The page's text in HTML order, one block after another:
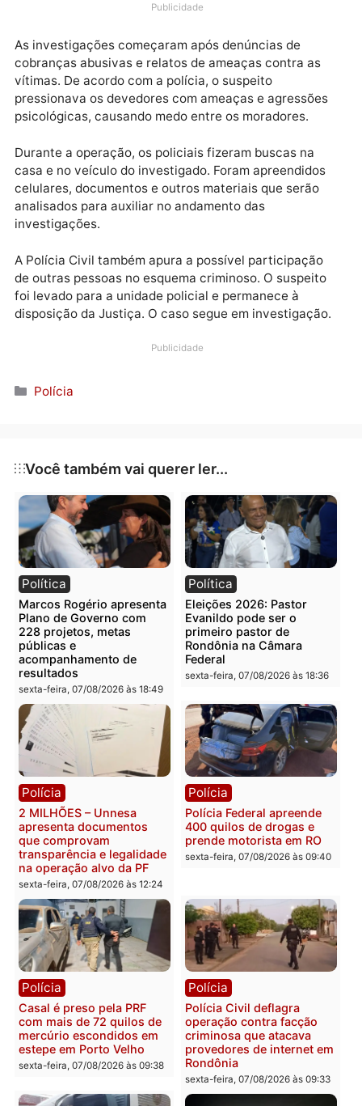
usar intimidação e violência para cobrar dívidas de
Publicidade
As investigações começaram após denúncias de
vítimas. De acordo com a polícia, o suspeito
pressionava os devedores com ameaças e
psicológicas, causando medo entre os moradores.
Durante a operação, os policiais fizeram buscas na
casa e no veículo do investigado. Foram apreendidos
celulares, documentos e outros materiais que serão
analisados para auxiliar no andamento das
investigações.
A Polícia Civil também apura a possível participação
foi levado para a unidade policial e permanece à
Categorias
Polícia
Você também vai querer ler...
Política
Marcos Rogério apresenta
Plano de Governo com
228 projetos, metas
públicas e
acompanhamento de
resultados
sexta-feira, 07/08/2026 às 18:49
Política
Eleições 2026: Pastor
Evanildo pode ser o
primeiro pastor de
Rondônia na Câmara
Federal
sexta-feira, 07/08/2026 às
Polícia
2 MILHÕES – Unnesa
apresenta documentos
que comprovam
transparência e legalidade
na operação alvo da PF
sexta-feira, 07/08/2026 às 12:24
Polícia
Polícia Federal apreende
400 quilos de drogas e
prende motorista em RO
sexta-feira, 07/08/2026 às